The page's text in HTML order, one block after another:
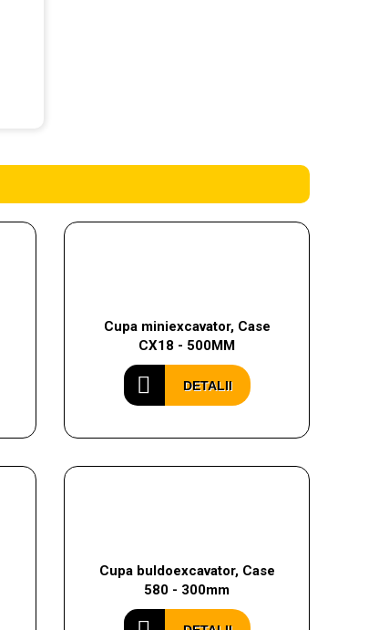
Cupa miniexcavator, Case
CX18 - 500MM
DETALII
Cupa buldoexcavator, Case
580 - 300mm